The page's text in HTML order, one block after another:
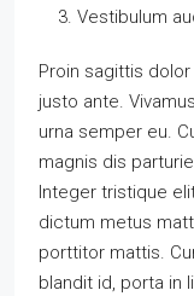
Vestibulum
Proin sagittis
justo ante.
urna semper eu.
magnis dis
Integer tristique
dictum metus
porttitor mattis.
blandit id, porta in